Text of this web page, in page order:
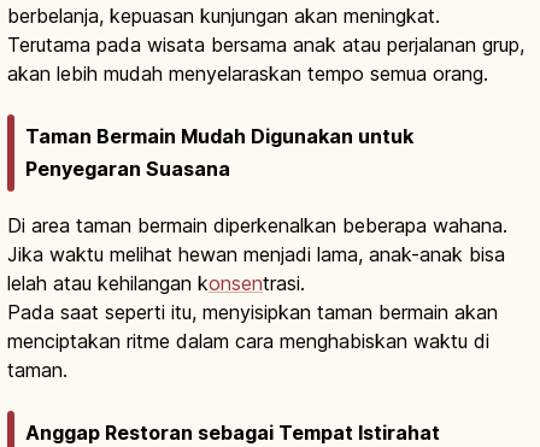
berbelanja, kepuasan kunjungan akan meningkat.
Terutama pada wisata bersama anak atau perjalanan grup,
akan lebih mudah menyelaraskan tempo semua orang.
Taman Bermain Mudah Digunakan untuk
Penyegaran Suasana
Di area taman bermain diperkenalkan beberapa wahana.
Jika waktu melihat hewan menjadi lama, anak-anak bisa
lelah atau kehilangan konsentrasi.
Pada saat seperti itu, menyisipkan taman bermain akan
menciptakan ritme dalam cara menghabiskan waktu di
taman.
Anggap Restoran sebagai Tempat Istirahat